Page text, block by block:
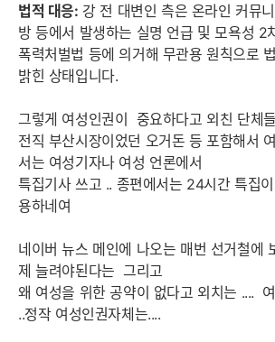
법적 대응: 강 전 대변인 측은 온라인 커뮤
방 등에서 발생하는 실명 언급 및 모욕성 2
폭력처벌법 등에 의거해 무관용 원칙으로
밝힌 상태입니다.
그렇게 여성인권이 중요하다고 외친 단체
전직 부산시장이었던 오거돈 등 포함해서
서는 여성기자나 여성 언론에서
특집기사 쓰고 .. 종편에서는 24시간 특집
용하네여
네이버 뉴스 메인에 나오는 매번 선거철에
제 늘려야된다는 그리고
왜 여성을 위한 공약이 없다고 외치는 ....
..정작 여성인권자체는....